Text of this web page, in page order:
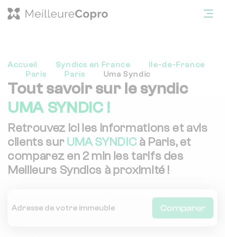
Accueil Syndics en France
Ile-de-France
Paris
Paris Uma Syndic
Tout savoir sur le syndic
UMA SYNDIC !
Retrouvez ici les informations et avis
clients sur UMA SYNDIC à Paris, et
comparez en 2 min les tarifs des
Meilleurs Syndics à proximité !
Comparer